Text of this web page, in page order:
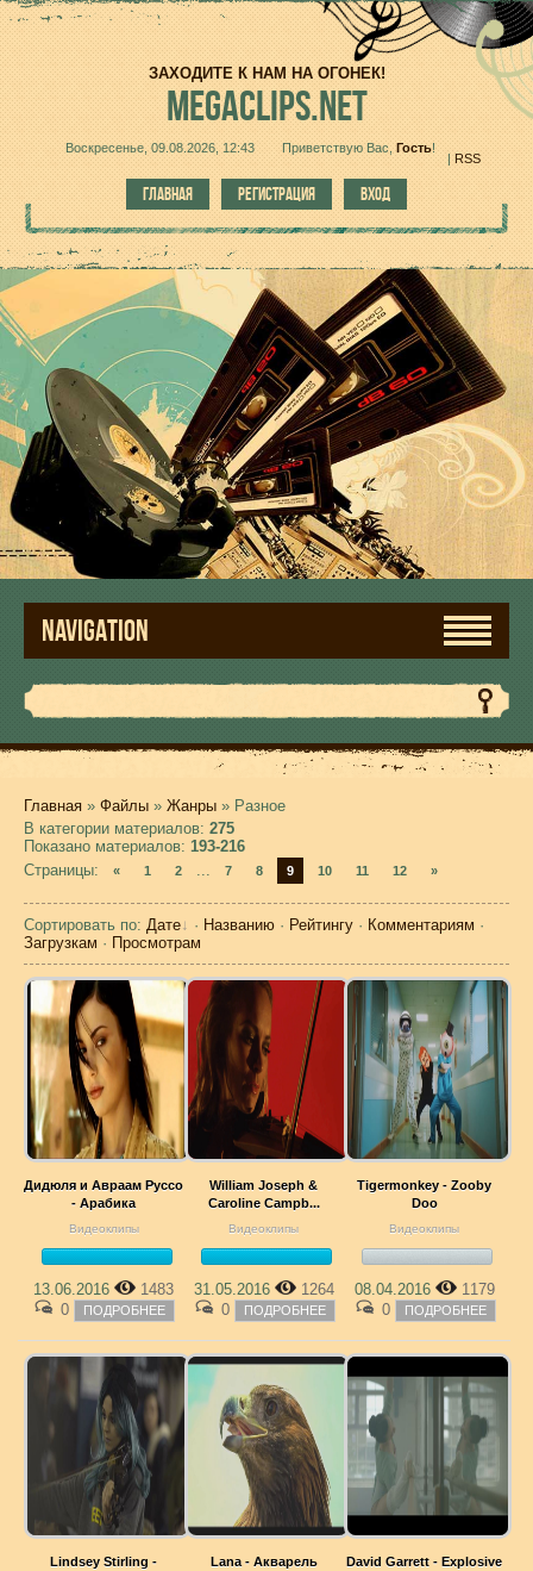
ЗАХОДИТЕ К НАМ НА ОГОНЕК!
MEGACLIPS.NET
Воскресенье, 09.08.2026, 12:43 Приветствую Вас Гость!
| RSS
ГЛАВНАЯ РЕГИСТРАЦИЯ ВХОД
NAVIGATION
Главная » Файлы » Жанры » Разное
В категории материалов: 275
Показано материалов: 193-216
Страницы: « 1 2 ... 7 8 9 10 11 12 »
Сортировать по: Дате · Названию · Рейтингу · Комментариям ·
Загрузкам · Просмотрам
Дидюля и Авраам Руссо
- Арабика
Видеоклипы
13.06.2016
1483
0
ПОДРОБНЕЕ
William Joseph &
Caroline Campb...
Видеоклипы
31.05.2016
1264
0
ПОДРОБНЕЕ
Tigermonkey - Zooby
Doo
Видеоклипы
08.04.2016
1179
0
ПОДРОБНЕЕ
Lindsey Stirling -
Lana - Акварель David Garrett - Explosive